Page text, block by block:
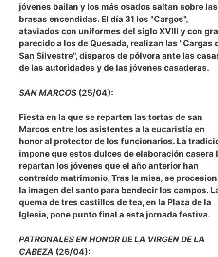
jóvenes bailan y los más osados saltan sobre las
brasas encendidas. El día 31 los "Cargos",
ataviados con uniformes del siglo XVIII y con
parecido a los de Quesada, realizan las "Cargas
San Silvestre", disparos de pólvora ante las
de las autoridades y de las jóvenes casaderas.
SAN MARCOS (25/04):
Fiesta en la que se reparten las tortas de san
Marcos entre los asistentes a la eucaristía en
honor al protector de los funcionarios. La
impone que estos dulces de elaboración casera
repartan los jóvenes que el año anterior han
contraído matrimonio. Tras la misa, se
la imagen del santo para bendecir los campos.
quema de tres castillos de tea, en la Plaza de la
Iglesia, pone punto final a esta jornada festiva.
PATRONALES EN HONOR DE LA VIRGEN DE LA
CABEZA (26/04):